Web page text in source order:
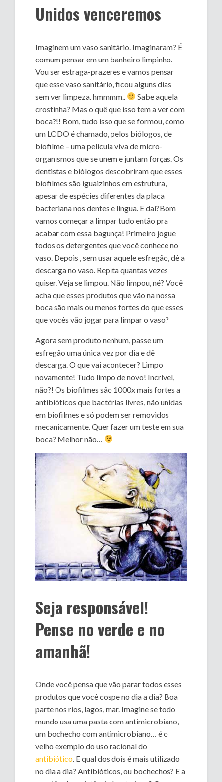
Unidos venceremos
Imaginem um vaso sanitário. Imaginaram? É
comum pensar em um banheiro limpinho.
Vou ser estraga-prazeres e vamos pensar
que esse vaso sanitário, ficou alguns dias
sem ver limpeza. hmmmm..
Sabe aquela
crostinha? Mas o quê que isso tem a ver com
boca?!! Bom, tudo isso que se formou, como
um LODO é chamado, pelos biólogos, de
biofilme – uma película viva de micro-
organismos que se unem e juntam forças. Os
dentistas e biólogos descobriram que esses
biofilmes são iguaizinhos em estrutura,
apesar de espécies diferentes da placa
bacteriana nos dentes e língua. E daí?Bom
vamos começar a limpar tudo então pra
acabar com essa bagunça! Primeiro jogue
todos os detergentes que você conhece no
vaso. Depois , sem usar aquele esfregão, dê a
descarga no vaso. Repita quantas vezes
quiser. Veja se limpou. Não limpou, né? Você
acha que esses produtos que vão na nossa
boca são mais ou menos fortes do que esses
que vocês vão jogar para limpar o vaso?
Agora sem produto nenhum, passe um
esfregão uma única vez por dia e dê
descarga. O que vai acontecer? Limpo
novamente! Tudo limpo de novo! Incrível,
não?! Os biofilmes são 1000x mais fortes a
antibióticos que bactérias livres, não unidas
em biofilmes e só podem ser removidos
mecanicamente. Quer fazer um teste em sua
boca? Melhor não…
Seja responsável!
Pense no verde e no
amanhã!
Onde você pensa que vão parar todos esses
produtos que você cospe no dia a dia? Boa
parte nos rios, lagos, mar. Imagine se todo
mundo usa uma pasta com antimicrobiano,
um bochecho com antimicrobiano… é o
velho exemplo do uso racional do
antibiótico. E qual dos dois é mais utilizado
no dia a dia? Antibióticos, ou bochechos? E a